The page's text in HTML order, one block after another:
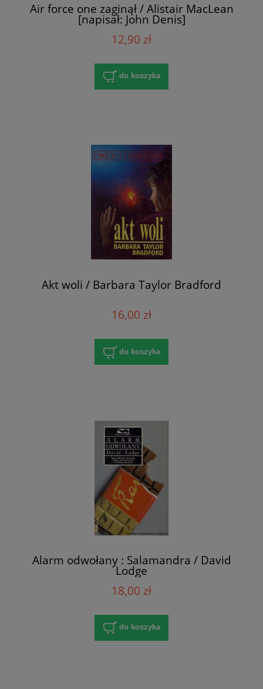
Air force one zaginął / Alistair MacLean
[napisał: John Denis]
12,90 zł
do koszyka
Akt woli / Barbara Taylor Bradford
16,00 zł
do koszyka
Alarm odwołany : Salamandra / David
Lodge
18,00 zł
do koszyka